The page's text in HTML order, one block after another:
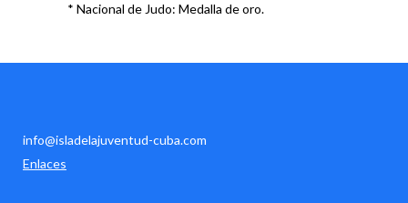
* Nacional de Judo: Medalla de oro.
info@isladelajuventud-cuba.com
Enlaces